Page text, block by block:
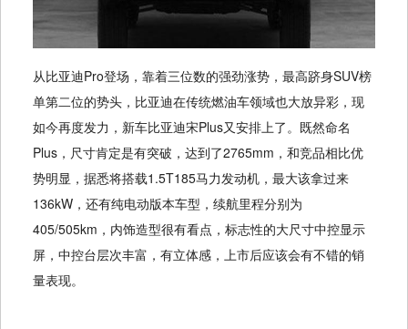
从比亚迪Pro登场，靠着三位数的强劲涨势，最高跻身SUV榜
单第二位的势头，比亚迪在传统燃油车领域也大放异彩，现
如今再度发力，新车比亚迪宋Plus又安排上了。既然命名
Plus，尺寸肯定是有突破，达到了2765mm，和竞品相比优
势明显，据悉将搭载1.5T185马力发动机，最大该拿过来
136kW，还有纯电动版本车型，续航里程分别为
405/505km，内饰造型很有看点，标志性的大尺寸中控显示
屏，中控台层次丰富，有立体感，上市后应该会有不错的销
量表现。